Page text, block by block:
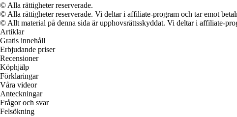
© Alla rättigheter reserverade.
© Alla rättigheter reserverade. Vi deltar i affiliate-program och tar emot
© Allt material på denna sida är upphovsrättsskyddat. Vi deltar i affiliate-
Artiklar
Gratis innehåll
Erbjudande priser
Recensioner
Köphjälp
Förklaringar
Våra videor
Anteckningar
Frågor och svar
Felsökning